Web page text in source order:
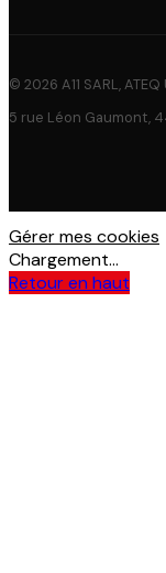
© 2026 A11 SARL,
5 rue Léon Gaumont,
Gérer mes cookies
Chargement...
Retour en haut